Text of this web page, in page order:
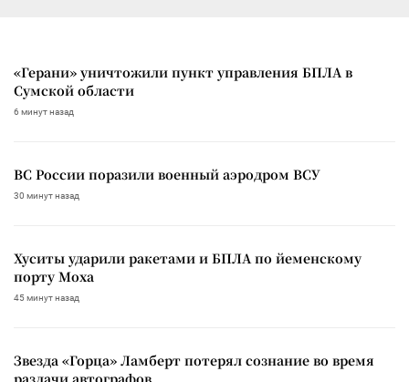
«Герани» уничтожили пункт управления БПЛА в
Сумской области
6 минут назад
ВС России поразили военный аэродром ВСУ
30 минут назад
Хуситы ударили ракетами и БПЛА по йеменскому
порту Моха
45 минут назад
Звезда «Горца» Ламберт потерял сознание во время
раздачи автографов